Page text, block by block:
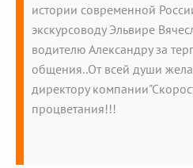
истории современной
экскурсоводу Эльвире
водителю Александру за
общения..От всей души
директору
процветания!!!